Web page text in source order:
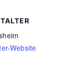
Website